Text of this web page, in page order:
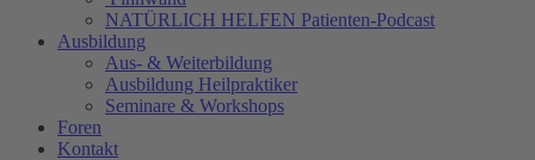
NATÜRLICH HELFEN Patienten-Podcast
Ausbildung
Aus- & Weiterbildung
Ausbildung Heilpraktiker
Seminare & Workshops
Foren
Kontakt